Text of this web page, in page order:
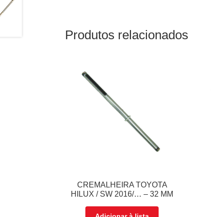
Produtos relacionados
CREMALHEIRA TOYOTA
HILUX / SW 2016/… – 32 MM